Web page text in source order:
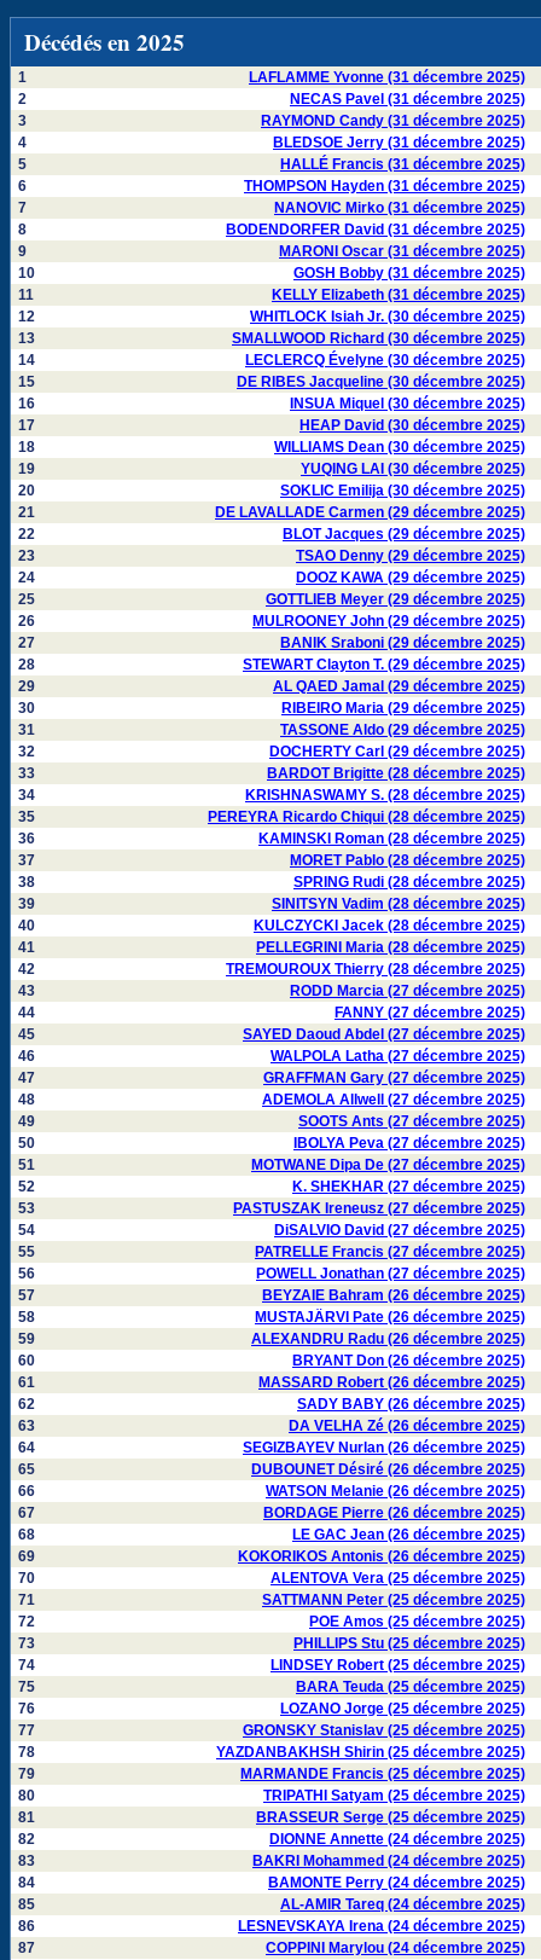
Décédés en 2025
1
LAFLAMME Yvonne (31 décembre 2025)
2
NECAS Pavel (31 décembre 2025)
3
RAYMOND Candy (31 décembre 2025)
4
BLEDSOE Jerry (31 décembre 2025)
5
HALLÉ Francis (31 décembre 2025)
6
THOMPSON Hayden (31 décembre 2025)
7
NANOVIC Mirko (31 décembre 2025)
8
BODENDORFER David (31 décembre 2025)
9
MARONI Oscar (31 décembre 2025)
10
GOSH Bobby (31 décembre 2025)
11
KELLY Elizabeth (31 décembre 2025)
12
WHITLOCK Isiah Jr. (30 décembre 2025)
13
SMALLWOOD Richard (30 décembre 2025)
14
LECLERCQ Évelyne (30 décembre 2025)
15
DE RIBES Jacqueline (30 décembre 2025)
16
INSUA Miquel (30 décembre 2025)
17
HEAP David (30 décembre 2025)
18
WILLIAMS Dean (30 décembre 2025)
19
YUQING LAI (30 décembre 2025)
20
SOKLIC Emilija (30 décembre 2025)
21
DE LAVALLADE Carmen (29 décembre 2025)
22
BLOT Jacques (29 décembre 2025)
23
TSAO Denny (29 décembre 2025)
24
DOOZ KAWA (29 décembre 2025)
25
GOTTLIEB Meyer (29 décembre 2025)
26
MULROONEY John (29 décembre 2025)
27
BANIK Sraboni (29 décembre 2025)
28
STEWART Clayton T. (29 décembre 2025)
29
AL QAED Jamal (29 décembre 2025)
30
RIBEIRO Maria (29 décembre 2025)
31
TASSONE Aldo (29 décembre 2025)
32
DOCHERTY Carl (29 décembre 2025)
33
BARDOT Brigitte (28 décembre 2025)
34
KRISHNASWAMY S. (28 décembre 2025)
35
PEREYRA Ricardo Chiqui (28 décembre 2025)
36
KAMINSKI Roman (28 décembre 2025)
37
MORET Pablo (28 décembre 2025)
38
SPRING Rudi (28 décembre 2025)
39
SINITSYN Vadim (28 décembre 2025)
40
KULCZYCKI Jacek (28 décembre 2025)
41
PELLEGRINI Maria (28 décembre 2025)
42
TREMOUROUX Thierry (28 décembre 2025)
43
RODD Marcia (27 décembre 2025)
44
FANNY (27 décembre 2025)
45
SAYED Daoud Abdel (27 décembre 2025)
46
WALPOLA Latha (27 décembre 2025)
47
GRAFFMAN Gary (27 décembre 2025)
48
ADEMOLA Allwell (27 décembre 2025)
49
SOOTS Ants (27 décembre 2025)
50
IBOLYA Peva (27 décembre 2025)
51
MOTWANE Dipa De (27 décembre 2025)
52
K. SHEKHAR (27 décembre 2025)
53
PASTUSZAK Ireneusz (27 décembre 2025)
54
DiSALVIO David (27 décembre 2025)
55
PATRELLE Francis (27 décembre 2025)
56
POWELL Jonathan (27 décembre 2025)
57
BEYZAIE Bahram (26 décembre 2025)
58
MUSTAJÄRVI Pate (26 décembre 2025)
59
ALEXANDRU Radu (26 décembre 2025)
60
BRYANT Don (26 décembre 2025)
61
MASSARD Robert (26 décembre 2025)
62
SADY BABY (26 décembre 2025)
63
DA VELHA Zé (26 décembre 2025)
64
SEGIZBAYEV Nurlan (26 décembre 2025)
65
DUBOUNET Désiré (26 décembre 2025)
66
WATSON Melanie (26 décembre 2025)
67
BORDAGE Pierre (26 décembre 2025)
68
LE GAC Jean (26 décembre 2025)
69
KOKORIKOS Antonis (26 décembre 2025)
70
ALENTOVA Vera (25 décembre 2025)
71
SATTMANN Peter (25 décembre 2025)
72
POE Amos (25 décembre 2025)
73
PHILLIPS Stu (25 décembre 2025)
74
LINDSEY Robert (25 décembre 2025)
75
BARA Teuda (25 décembre 2025)
76
LOZANO Jorge (25 décembre 2025)
77
GRONSKY Stanislav (25 décembre 2025)
78
YAZDANBAKHSH Shirin (25 décembre 2025)
79
MARMANDE Francis (25 décembre 2025)
80
TRIPATHI Satyam (25 décembre 2025)
81
BRASSEUR Serge (25 décembre 2025)
82
DIONNE Annette (24 décembre 2025)
83
BAKRI Mohammed (24 décembre 2025)
84
BAMONTE Perry (24 décembre 2025)
85
AL-AMIR Tareq (24 décembre 2025)
86
LESNEVSKAYA Irena (24 décembre 2025)
87
COPPINI Marylou (24 décembre 2025)